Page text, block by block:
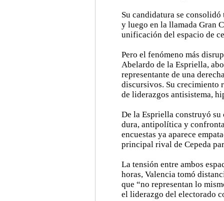
Su candidatura se
y luego en la llamada Gran
unificación del espacio de
Pero el fenómeno más
Abelardo de la Espriella,
representante de una
discursivos. Su crecimiento
de liderazgos antisistema,
De la Espriella construyó su
dura, antipolítica y
encuestas ya aparece
principal rival de Cepeda
La tensión entre ambos
horas, Valencia tomó
que “no representan lo
el liderazgo del electorado